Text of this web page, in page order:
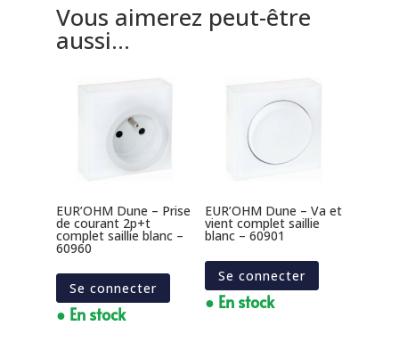
Vous aimerez peut-être
aussi…
EUR’OHM Dune – Prise
de courant 2p+t
complet saillie blanc –
60960
Se connecter
● En stock
EUR’OHM Dune – Va et
vient complet saillie
blanc – 60901
Se connecter
● En stock